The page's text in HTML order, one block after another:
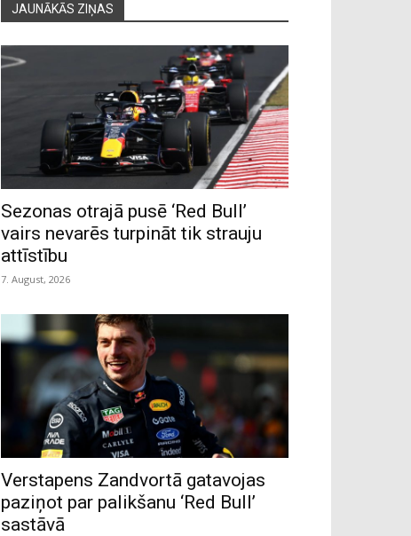
JAUNĀKĀS ZIŅAS
Sezonas otrajā pusē ‘Red Bull’
vairs nevarēs turpināt tik strauju
attīstību
7. August, 2026
Verstapens Zandvortā gatavojas
paziņot par palikšanu ‘Red Bull’
sastāvā